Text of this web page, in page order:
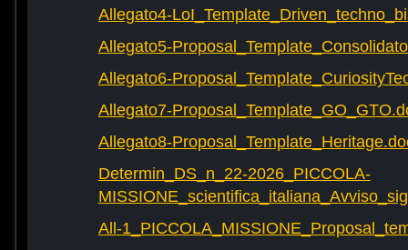
Allegato4-
Allegato5-
Allegato6-
Allegato7-
Allegato8-
Determin_DS_n_22-2026_PICCOLA-
All-